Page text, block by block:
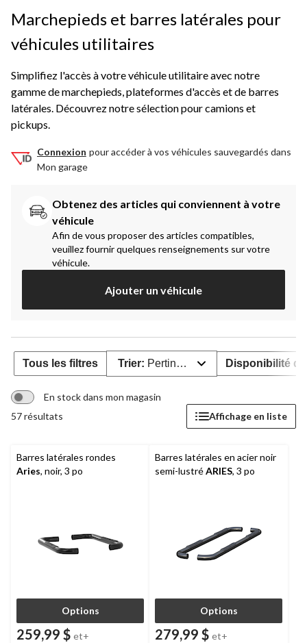
Marchepieds et barres latérales pour
véhicules utilitaires
Simplifiez l'accès à votre véhicule utilitaire avec notre
gamme de marchepieds, plateformes d'accès et de barres
latérales. Découvrez notre sélection pour camions et
pickups.
Connexion pour accéder à vos véhicules sauvegardés dans
Mon garage
Obtenez des articles qui conviennent à votre
véhicule
Afin de vous proposer des articles compatibles,
veuillez fournir quelques renseignements sur votre
véhicule.
Ajouter un véhicule
Tous les filtres Trier: Pertinence Disponibilité
En stock dans mon magasin
57 résultats
Affichage en liste
Barres latérales rondes
Aries, noir, 3 po
Options
259,99 $ et+
Barres latérales en acier noir
semi-lustréARIES, 3 po
Options
279,99 $ et+